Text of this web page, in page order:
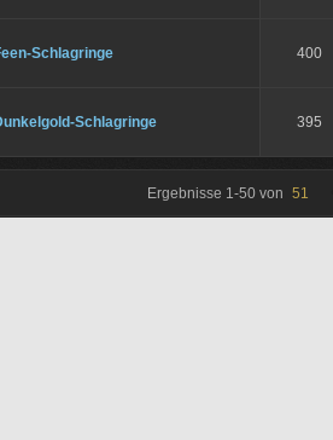
Schlagringe 400
Schlagringe 395
Ergebnisse 1-50 von 51